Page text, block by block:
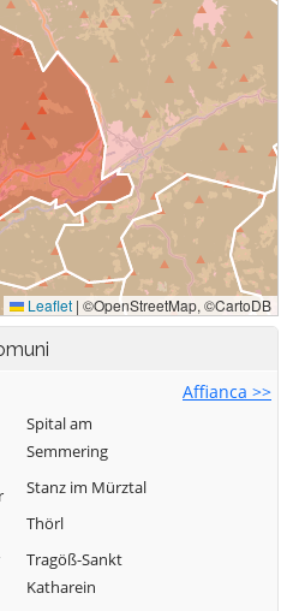
Affianca >>
Spital am
Semmering
Stanz im Mürztal
Thörl
Tragöß-Sankt
Katharein